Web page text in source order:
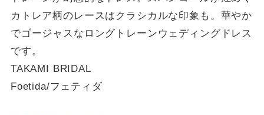
カトレア柄のレースはクラシカルな印象も。華やか
でゴージャスなロングトレーンウェディングドレス
です。
TAKAMI BRIDAL
Foetida/フェティダ